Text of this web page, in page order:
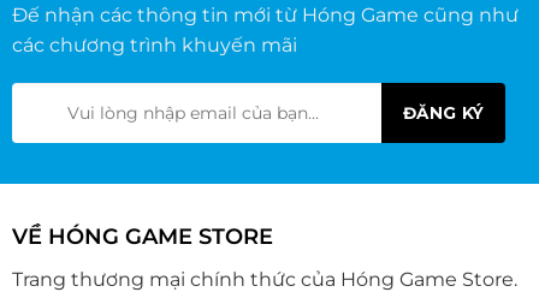
Đế nhận các thông tin mới từ Hóng Game cũng như
các chương trình khuyến mãi
VỀ HÓNG GAME STORE
Trang thương mại chính thức của Hóng Game Store.